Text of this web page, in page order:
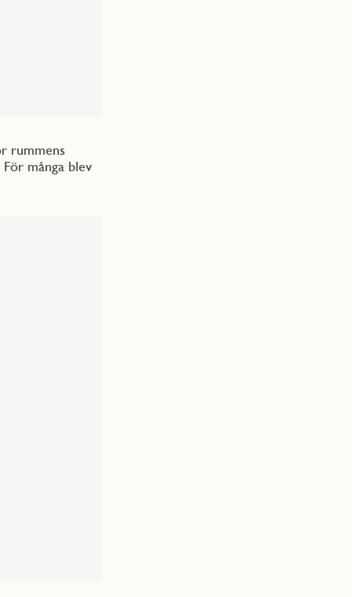
rummens
många blev